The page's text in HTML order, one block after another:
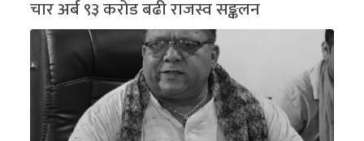
चार अर्ब ९३ करोड बढी राजस्व सङ्कलन